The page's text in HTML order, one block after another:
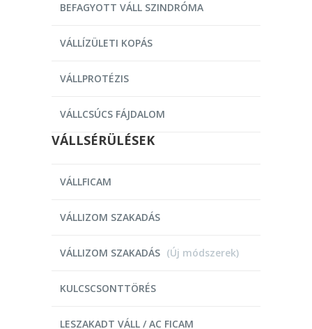
BEFAGYOTT VÁLL SZINDRÓMA
VÁLLÍZÜLETI KOPÁS
VÁLLPROTÉZIS
VÁLLCSÚCS FÁJDALOM
VÁLLSÉRÜLÉSEK
VÁLLFICAM
VÁLLIZOM SZAKADÁS
VÁLLIZOM SZAKADÁS (Új módszerek)
KULCSCSONTTÖRÉS
LESZAKADT VÁLL / AC FICAM